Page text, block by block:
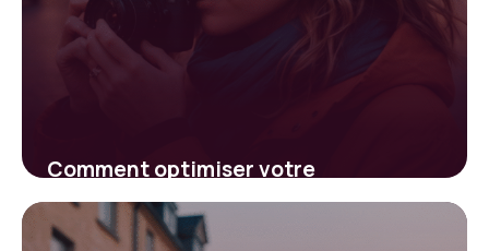
Comment optimiser votre
engagement sur Instagram :
stratégies efficaces